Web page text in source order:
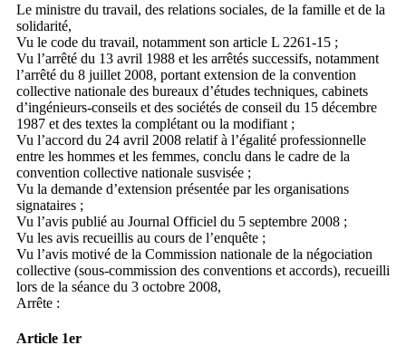
Le ministre du travail, des relations sociales, de la famille et de la
solidarité,
Vu le code du travail, notamment son article L 2261-15 ;
Vu l’arrêté du 13 avril 1988 et les arrêtés successifs, notamment
l’arrêté du 8 juillet 2008, portant extension de la convention
collective nationale des bureaux d’études techniques, cabinets
d’ingénieurs-conseils et des sociétés de conseil du 15 décembre
1987 et des textes la complétant ou la modifiant ;
Vu l’accord du 24 avril 2008 relatif à l’égalité professionnelle
entre les hommes et les femmes, conclu dans le cadre de la
convention collective nationale susvisée ;
Vu la demande d’extension présentée par les organisations
signataires ;
Vu l’avis publié au Journal Officiel du 5 septembre 2008 ;
Vu les avis recueillis au cours de l’enquête ;
Vu l’avis motivé de la Commission nationale de la négociation
collective (sous-commission des conventions et accords), recueilli
lors de la séance du 3 octobre 2008,
Arrête :
Article 1er